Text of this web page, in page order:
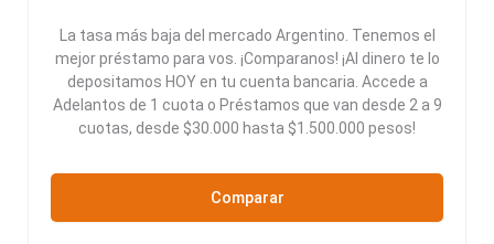
La tasa más baja del mercado Argentino. Tenemos el
mejor préstamo para vos. ¡Comparanos! ¡Al dinero te lo
depositamos HOY en tu cuenta bancaria. Accede a
Adelantos de 1 cuota o Préstamos que van desde 2 a 9
cuotas, desde $30.000 hasta $1.500.000 pesos!
Comparar